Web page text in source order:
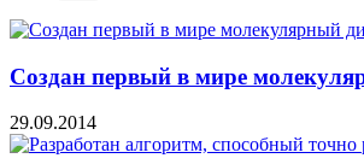
Создан первый в мире
29.09.2014